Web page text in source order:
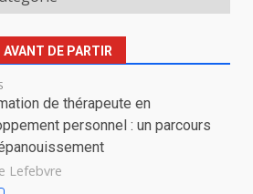
DE PARTIR
de thérapeute en
personnel : un parcours
Lefebvre